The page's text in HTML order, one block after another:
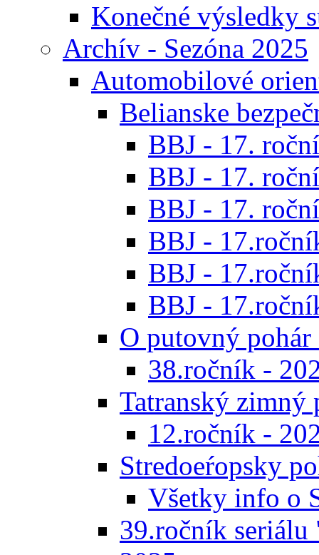
Konečné výsledky
Archív - Sezóna 2025
Automobilové
Belianske
BBJ - 17.
BBJ - 17.
BBJ - 17.
BBJ -
BBJ -
BBJ -
O putovný
38.ročník -
Tatranský zimný
12.ročník -
Stredoeŕopsky
Všetky info o
39.ročník